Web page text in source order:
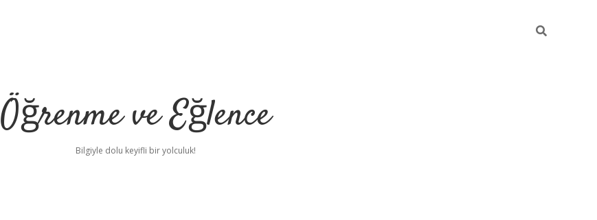
Öğrenme ve Eğlence
Bilgiyle dolu keyifli bir yolculuk!